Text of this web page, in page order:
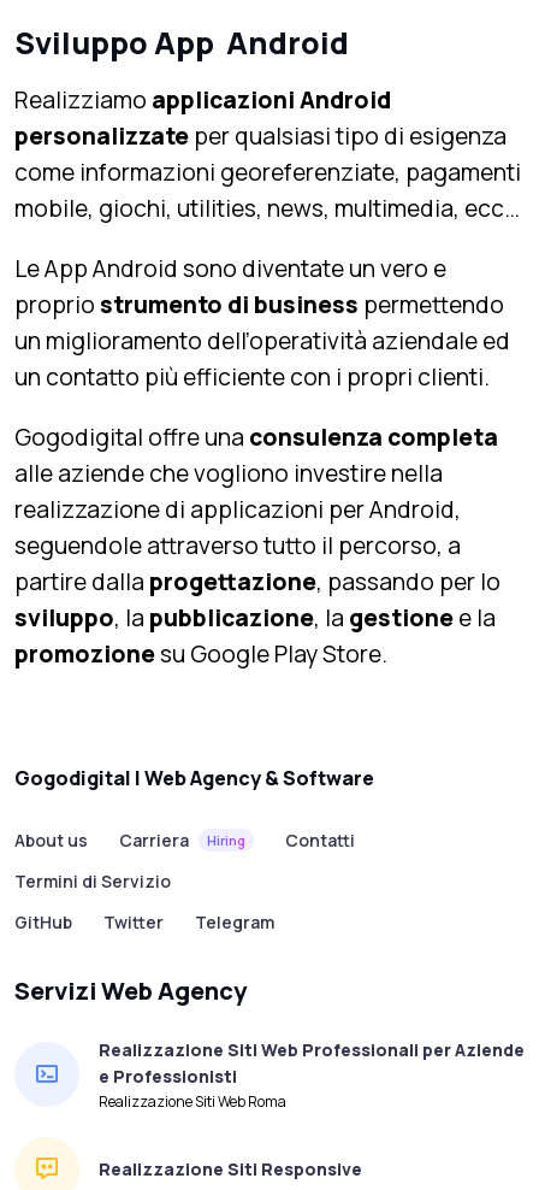
Sviluppo App Android
Realizziamo applicazioni Android
personalizzate per qualsiasi tipo di esigenza
come informazioni georeferenziate, pagamenti
mobile, giochi, utilities, news, multimedia, ecc…
Le App Android sono diventate un vero e
propriostrumento di business permettendo
un miglioramento dell’operatività aziendale ed
un contatto più efficiente con i propri clienti.
Gogodigital offre una consulenza completa
alle aziende che vogliono investire nella
realizzazione di applicazioni per Android,
seguendole attraverso tutto il percorso, a
partire dalla progettazione, passando per lo
sviluppo, la pubblicazione, la gestionee la
promozionesu Google Play Store.
Gogodigital | Web Agency & Software
About us Carriera Hiring
Contatti
Termini di Servizio
GitHub
Twitter Telegram
Servizi Web Agency
Realizzazione Siti Web Professionali per Aziende
e Professionisti
Realizzazione Siti Web Roma
Realizzazione Siti Responsive